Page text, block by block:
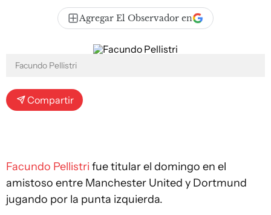
Agregar El Observador en
Facundo Pellistri
Compartir
Facundo Pellistri fue titular el domingo en el
amistoso entre Manchester United y Dortmund
jugando por la punta izquierda.